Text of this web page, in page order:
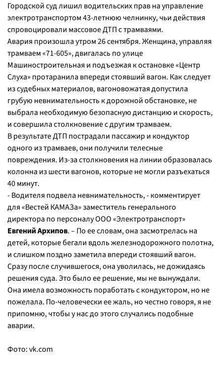
Городской суд лишил водительских прав на управление
электротранспортом 43-летнюю челнинку, чьи действия
спровоцировали массовое ДТП с трамваями.
Авария произошла утром 26 сентября. Женщина, управляя
трамваем «71-605», двигалась по улице
Машиностроительная и подъезжая к остановке «Центр
Слуха» протаранила впереди стоявший вагон. Как следует
из судебных материалов, вагоновожатая допустила
грубую невнимательность к дорожной обстановке, не
выбрала необходимую безопасную дистанцию и скорость,
и совершила столкновение с другим трамваем.
В результате ДТП пострадали пассажир и кондуктор
одного из трамваев, они получили телесные
повреждения. Из-за столкновения на линии образовалась
колонна из шести вагонов, которые не могли разъехаться
40 минут.
- Водителя подвела невнимательность, - комментирует
для «Вестей КАМАЗа» заместитель генерального
директора по персоналу ООО «Электротранспорт»
Евгений Архипов. – По ее словам, она засмотрелась на
детей, которые бегали вдоль железнодорожного полотна,
и слишком поздно заметила впереди стоявший вагон.
Сразу после случившегося, она уволилась, не дожидаясь
решения суда. Это было ее решение, мы не вынуждали.
Она имела возможность поработать с кондуктором, но не
пожелала. По-человечески ее жаль, но честно говоря, я не
припомню, чтобы у нас до этого случались подобные
аварии.
Фото: vk.com